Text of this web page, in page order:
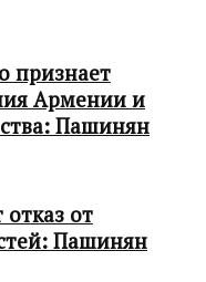
признает
Армении и
Пашинян
от
Пашинян